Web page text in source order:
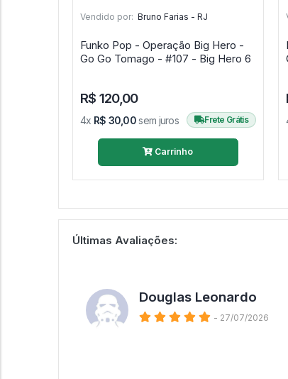
Vendido por: Bruno Farias - RJ
Funko Pop - Operação Big Hero -
Go Go Tomago - #107 - Big Hero 6
R$ 120,00
4x R$ 30,00sem juros Frete Grátis
Carrinho
Últimas Avaliações:
Douglas Leonardo
- 27/07/2026